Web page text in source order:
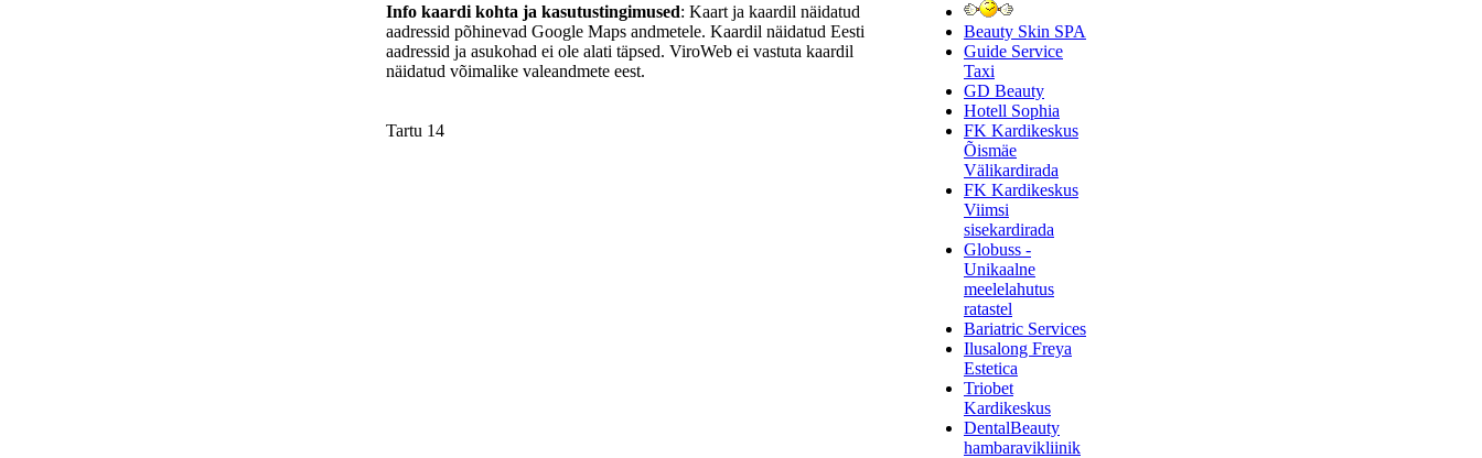
Info kaardi kohta ja kasutustingimused: Kaart ja kaardil näidatud
aadressid põhinevad Google Maps andmetele. Kaardil näidatud Eesti
aadressid ja asukohad ei ole alati täpsed. ViroWeb ei vastuta kaardil
näidatud võimalike valeandmete eest.
Tartu 14
Beauty Skin SPA
Guide Service
Taxi
GD Beauty
Hotell Sophia
FK Kardikeskus
Õismäe
Välikardirada
FK Kardikeskus
Viimsi
sisekardirada
Globuss -
Unikaalne
meelelahutus
ratastel
Bariatric Services
Ilusalong Freya
Estetica
Triobet
Kardikeskus
DentalBeauty
hambaravikliinik